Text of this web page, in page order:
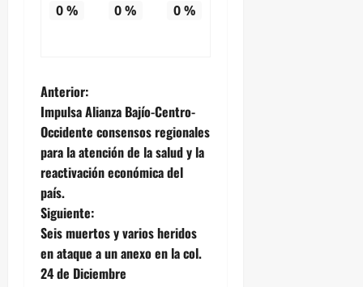
0% 0% 0%
N
a
v
e
g
a
Anterior:
Impulsa Alianza Bajío-Centro-
Occidente consensos regionales
para la atención de la salud y la
reactivación económica del
país.
Siguiente:
Seis muertos y varios heridos
en ataque a un anexo en la col.
24 de Diciembre